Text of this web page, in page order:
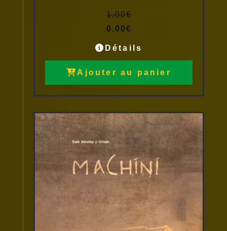
1,00€
0,00€
Détails
Ajouter au panier